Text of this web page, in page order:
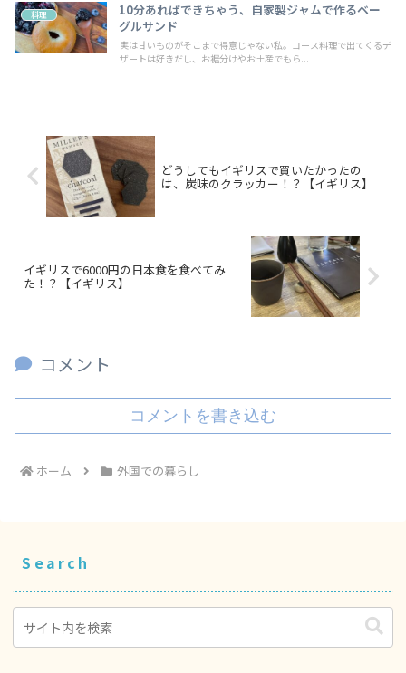
料理
10分あればできちゃう、自家製ジャムで作るベー
グルサンド
実は甘いものがそこまで得意じゃない私。コース料理で出てくるデ
ザートは好きだし、お裾分けやお土産でもら...
どうしてもイギリスで買いたかったの
は、炭味のクラッカー！？【イギリス】
イギリスで6000円の日本食を食べてみ
た！？【イギリス】
コメント
コメントを書き込む
ホーム 外国での暮らし
Search